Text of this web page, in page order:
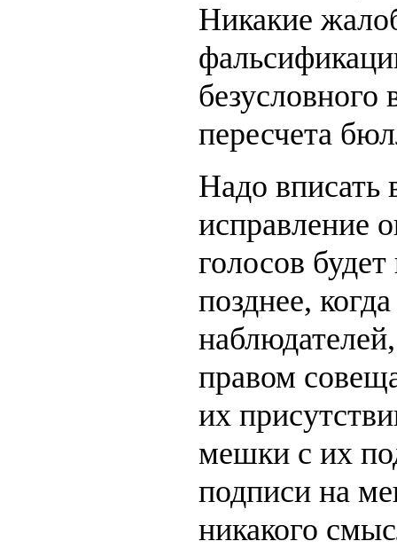
Никакие
пересчета
Надо вписать
исправление
голосов
позднее,
правом
их
мешки с их
подписи на
никакого